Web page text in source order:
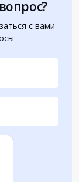
с вами